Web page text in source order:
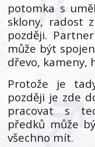
potomka s
sklony, radost
později.
může být
dřevo, kameny,
Protože je
později je zde
pracovat s
předků může
všechno mít.